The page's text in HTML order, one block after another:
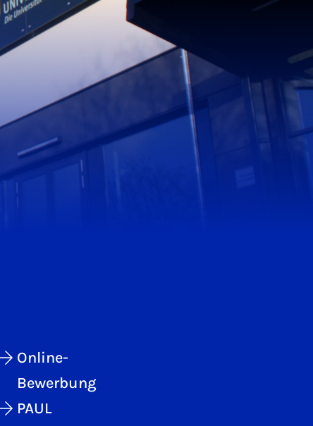
Online-
Bewerbung
PAUL